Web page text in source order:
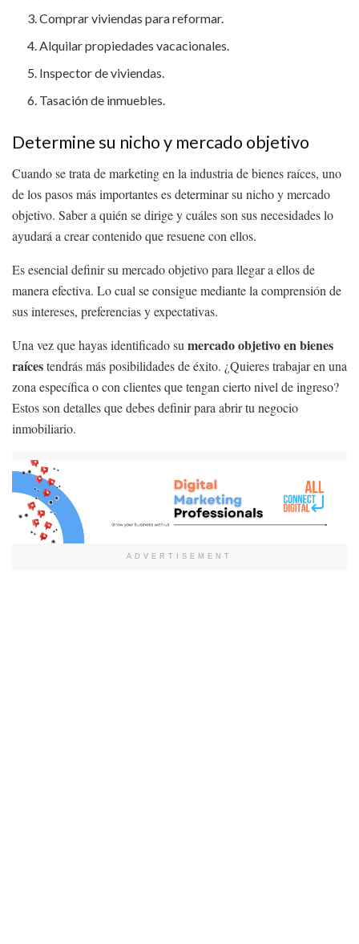
Comprar viviendas para reformar.
Alquilar propiedades vacacionales.
Inspector de viviendas.
Tasación de inmuebles.
Determine su nicho y mercado objetivo
Cuando se trata de marketing en la industria de bienes raíces, uno
de los pasos más importantes es determinar su nicho y mercado
objetivo. Saber a quién se dirige y cuáles son sus necesidades lo
ayudará a crear contenido que resuene con ellos.
Es esencial definir su mercado objetivo para llegar a ellos de
manera efectiva. Lo cual se consigue mediante la comprensión de
sus intereses, preferencias y expectativas.
Una vez que hayas identificado su mercado objetivo en bienes
raícestendrás más posibilidades de éxito. ¿Quieres trabajar en una
zona específica o con clientes que tengan cierto nivel de ingreso?
Estos son detalles que debes definir para abrir tu negocio
inmobiliario.
ADVERTISEMENT